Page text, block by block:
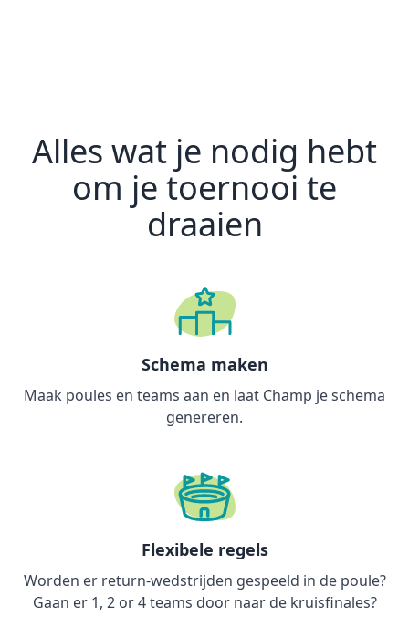
Alles wat je nodig hebt
om je toernooi te
draaien
Schema maken
Maak poules en teams aan en laat Champ je schema
genereren.
Flexibele regels
Worden er return-wedstrijden gespeeld in de poule?
Gaan er 1, 2 or 4 teams door naar de kruisfinales?